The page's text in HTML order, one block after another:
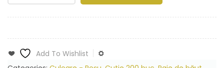
Add To Wishlist